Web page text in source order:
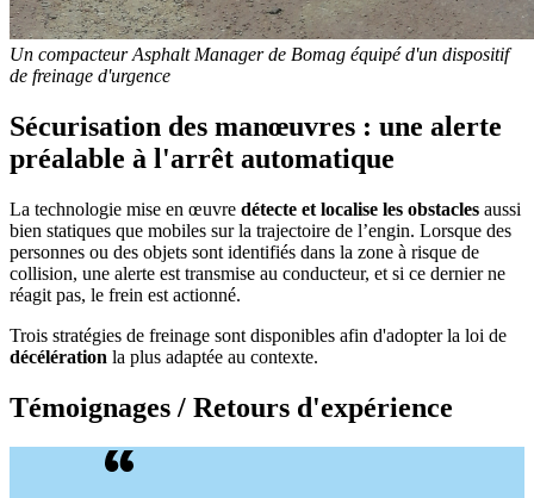
Un compacteur Asphalt Manager de Bomag équipé d'un dispositif
de freinage d'urgence
Sécurisation des manœuvres : une alerte
préalable à l'arrêt automatique
La technologie mise en œuvre détecte et localise les obstacles aussi
bien statiques que mobiles sur la trajectoire de l’engin. Lorsque des
personnes ou des objets sont identifiés dans la zone à risque de
collision, une alerte est transmise au conducteur, et si ce dernier ne
réagit pas, le frein est actionné.
Trois stratégies de freinage sont disponibles afin d'adopter la loi de
décélération la plus adaptée au contexte.
Témoignages / Retours d'expérience